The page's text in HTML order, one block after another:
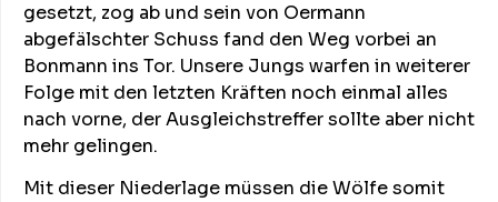
gesetzt, zog ab und sein von Oermann
abgefälschter Schuss fand den Weg vorbei an
Bonmann ins Tor. Unsere Jungs warfen in weiterer
Folge mit den letzten Kräften noch einmal alles
nach vorne, der Ausgleichstreffer sollte aber nicht
mehr gelingen.
Mit dieser Niederlage müssen die Wölfe somit